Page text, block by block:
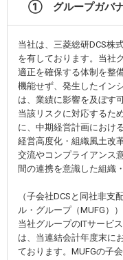
① グループガバナ
当社は、三菱総研DCS株
を有しております。当社
適正を確保する体制を整
機能せず、発生したイン
は、業績に影響を及ぼす
当該リスクに対応するた
に、中期経営計画におけ
経営高度化・組織風土改
交流やコンプライアンス
間の連携を意識した組織
（子会社DCSと同社非支
ル・グループ（MUFG））
当社グループのITサービ
は、当連結会計年度末に
ております。MUFGの子